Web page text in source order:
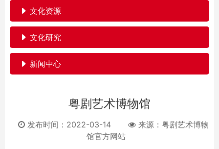
文化资源
文化研究
新闻中心
粤剧艺术博物馆
发布时间：2022-03-14 来源： 粤剧艺术博物
馆官方网站